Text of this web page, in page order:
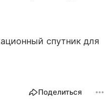
спутник для
Поделиться